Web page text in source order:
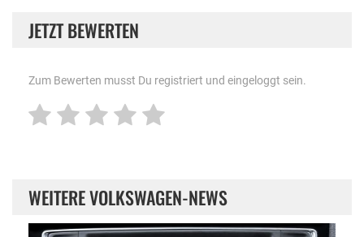
JETZT BEWERTEN
Zum Bewerten musst Du registriert und eingeloggt sein.
WEITERE VOLKSWAGEN-NEWS